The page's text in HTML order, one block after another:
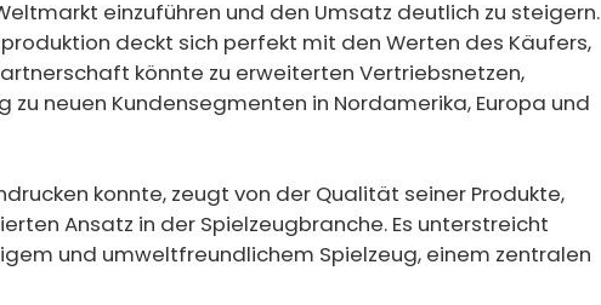
einzuführen und den Umsatz deutlich zu steigern.
deckt sich perfekt mit den Werten des Käufers,
könnte zu erweiterten Vertriebsnetzen,
neuen Kundensegmenten in Nordamerika, Europa und
konnte, zeugt von der Qualität seiner Produkte,
Ansatz in der Spielzeugbranche. Es unterstreicht
und umweltfreundlichem Spielzeug, einem zentralen